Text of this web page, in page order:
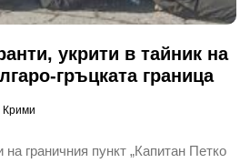
укрити в тайник на
гръцката граница
Крими
граничния пункт „Капитан Петко